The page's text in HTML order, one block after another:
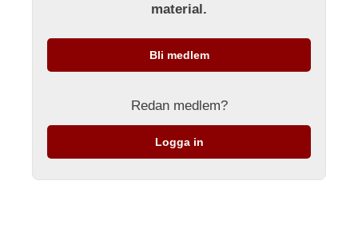
material.
Bli medlem
Redan medlem?
Logga in